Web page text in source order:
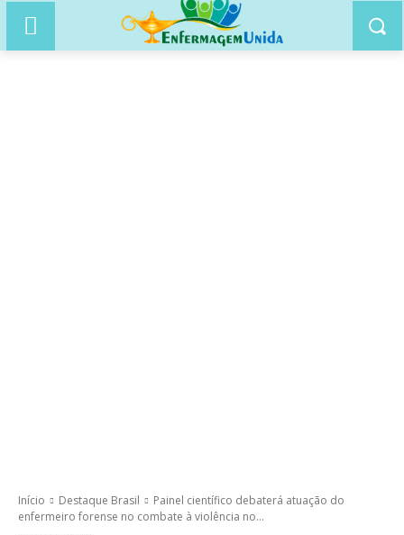
Início Destaque Brasil
Painel científico debaterá atuação do
enfermeiro forense no combate à violência no...